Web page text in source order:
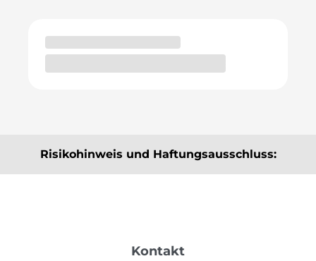
Risikohinweis und Haftungsausschluss:
Sie sind weder explizit noch implizit als Zusicherung
Kontakt